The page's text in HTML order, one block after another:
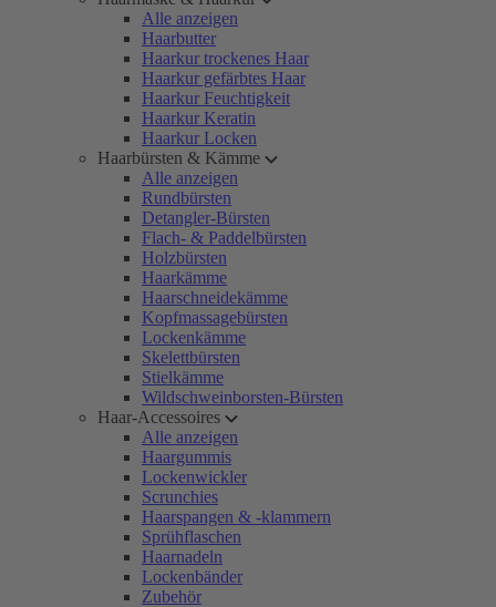
Alle anzeigen
Haarbutter
Haarkur trockenes Haar
Haarkur gefärbtes Haar
Haarkur Feuchtigkeit
Haarkur Keratin
Haarkur Locken
Haarbürsten & Kämme
Alle anzeigen
Rundbürsten
Detangler-Bürsten
Flach- & Paddelbürsten
Holzbürsten
Haarkämme
Haarschneidekämme
Kopfmassagebürsten
Lockenkämme
Skelettbürsten
Stielkämme
Wildschweinborsten-Bürsten
Haar-Accessoires
Alle anzeigen
Haargummis
Lockenwickler
Scrunchies
Haarspangen & -klammern
Sprühflaschen
Haarnadeln
Lockenbänder
Zubehör